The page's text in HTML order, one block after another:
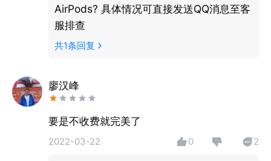
如果在使用中存在问题，欢迎在本应用设置界面联系客
服或发送邮件到：podstool@163.com。
AirPods? 具体情况可直接发送QQ消息至客
服排查
共1条回复
廖汉峰
要是不收费就完美了
2022-03-22 0 2